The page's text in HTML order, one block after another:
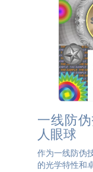
一线防
人眼球
作为一线防伪
的光学特性和